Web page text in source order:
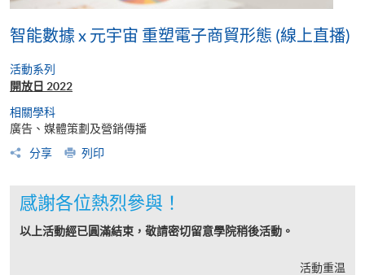
智能數據 x 元宇宙 重塑電子商貿形態 (線上直播)
活動系列
開放日 2022
相關學科
廣告、媒體策劃及營銷傳播
分享
列印
感謝各位熱烈參與！
以上活動經已圓滿結束，敬請密切留意學院稍後活動。
活動重温